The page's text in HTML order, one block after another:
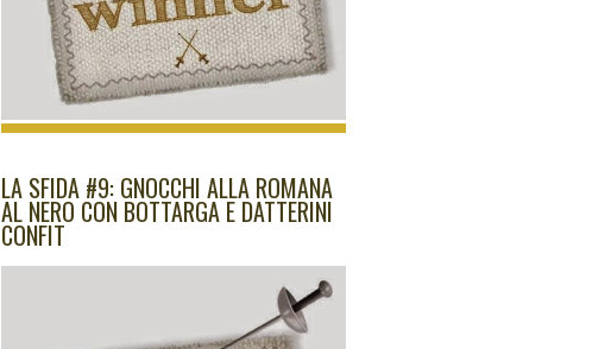
LA SFIDA #9: GNOCCHI ALLA ROMANA
AL NERO CON BOTTARGA E DATTERINI
CONFIT